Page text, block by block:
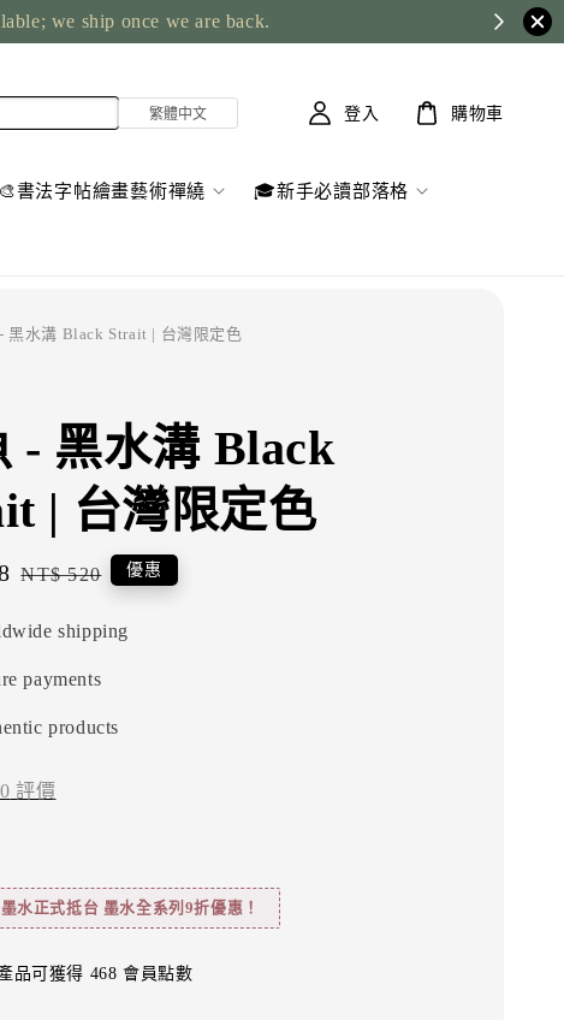
we ship once we are back.
🎨書法字帖繪畫藝術禪繞 🎓新手必讀部落格
登入 購物車
黑水溝 Black Strait | 台灣限定色
- 黑水溝 Black
| 台灣限定色
Regular
NT$ 520 優惠
shipping
payments
products
0 評價
水正式抵台 墨水全系列9折優惠！
品可獲得 468 會員點數